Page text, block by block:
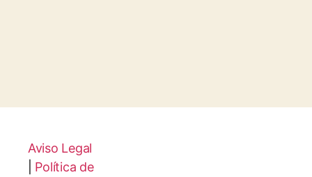
Aviso Legal
Política de